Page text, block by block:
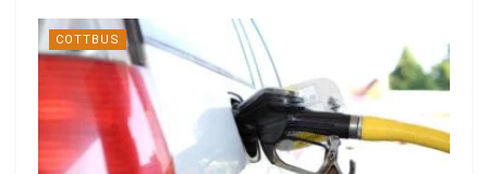
COTTBUS